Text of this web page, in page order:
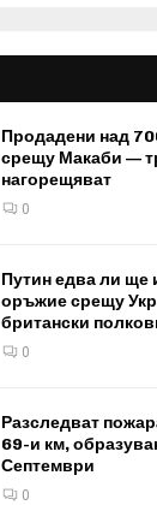
Продадени над
срещу Макаби —
нагорещяват
0
Путин едва ли ще
оръжие срещу
британски
0
Разследват
69-и км,
Септември
0